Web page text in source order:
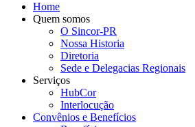
Home
Quem somos
O Sincor-PR
Nossa Historia
Diretoria
Sede e Delegacias Regionais
Serviços
HubCor
Interlocução
Convênios e Benefícios